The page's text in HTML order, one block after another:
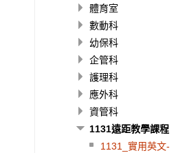
體育室
數動科
幼保科
企管科
護理科
應外科
資管科
1131遠距教學課程
1131_實用英文-